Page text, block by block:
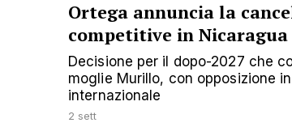
Ortega annuncia la
competitive in Nicaragua
Decisione per il dopo-2027 che
moglie Murillo, con opposizione
internazionale
2 sett